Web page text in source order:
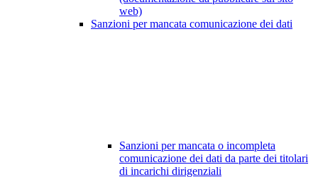
web)
Sanzioni per mancata comunicazione dei dati
Sanzioni per mancata o incompleta
comunicazione dei dati da parte dei titolari
di incarichi dirigenziali